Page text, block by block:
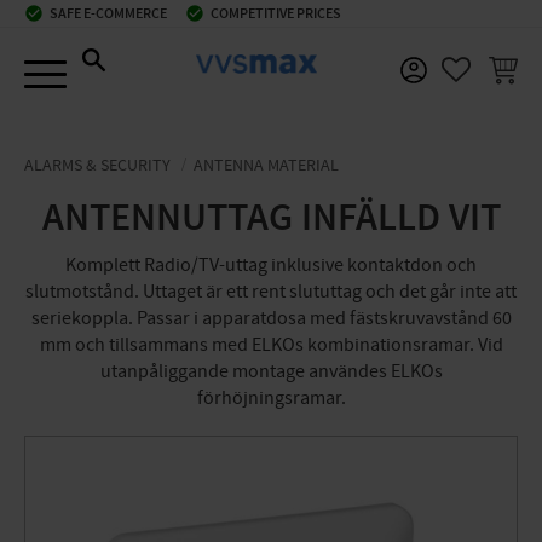
check_circle SAFE E-COMMERCE check_circle COMPETITIVE PRICES
BASKET
ALARMS & SECURITY ANTENNA MATERIAL
ANTENNUTTAG INFÄLLD VIT
Komplett Radio/TV-uttag inklusive kontaktdon och
slutmotstånd. Uttaget är ett rent slututtag och det går inte att
seriekoppla. Passar i apparatdosa med fästskruvavstånd 60
mm och tillsammans med ELKOs kombinationsramar. Vid
utanpåliggande montage användes ELKOs
förhöjningsramar.